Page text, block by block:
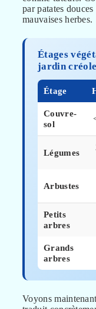
par patates
mauvaises herbes.
Étages
jardin créole
Étage
Couvre-
sol
Légumes
Arbustes
Petits
arbres
Grands
arbres
Voyons